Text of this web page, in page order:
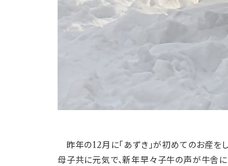
昨年の12月に「あずき」が初めてのお産をし
母子共に元気で、新年早々子牛の声が牛舎に